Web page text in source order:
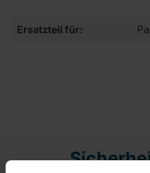
Ersatzteil für: